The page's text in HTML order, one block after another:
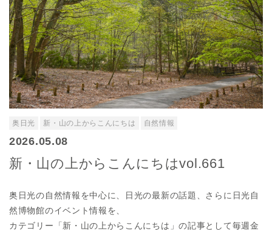
奥日光 新・山の上からこんにちは 自然情報
2026.05.08
新・山の上からこんにちはvol.661
奥日光の自然情報を中心に、日光の最新の話題、さらに日光自
然博物館のイベント情報を、
カテゴリー「新・山の上からこんにちは」の記事として毎週金